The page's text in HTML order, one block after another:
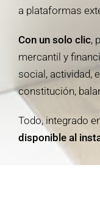
a plataformas
Con un solo clic,
mercantil y
social, actividad,
constitución,
Todo, integrado
disponible al